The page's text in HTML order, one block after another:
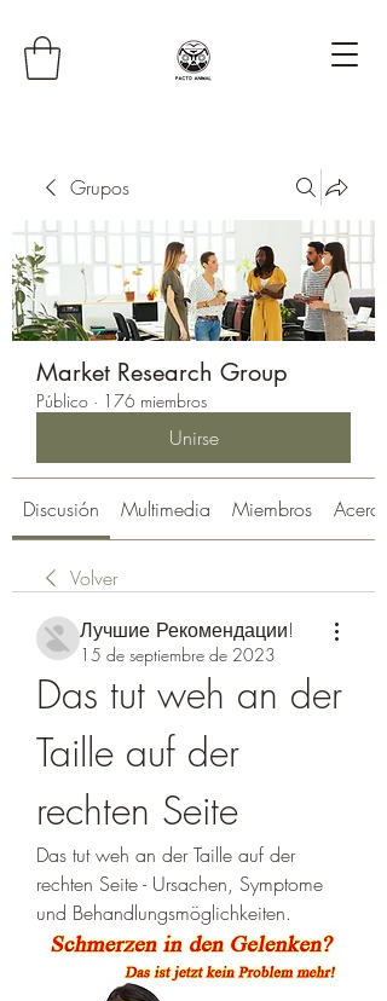
Grupos
Market Research Group
Público · 176 miembros
Unirse
Discusión Multimedia Miembros Acerca
Volver
Лучшие Рекомендации!
15 de septiembre de 2023
Das tut weh an der
Taille auf der
rechten Seite
Das tut weh an der Taille auf der
rechten Seite - Ursachen, Symptome
und Behandlungsmöglichkeiten.